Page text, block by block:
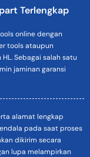
Terlengkap
online dengan
tools ataupun
Sebagai salah satu
jaminan garansi
alamat lengkap
pada saat proses
dikirim secara
lupa melampirkan